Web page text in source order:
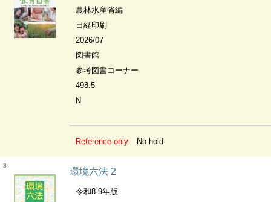
農林水産省編
日経印刷
2026/07
図書館
参考図書コーナー
498.5
N
Reference only No hold
3
環境六法 2
令和8-9年版